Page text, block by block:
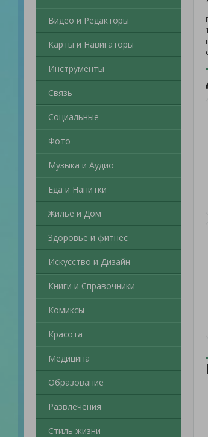
Видео и Редакторы
Карты и Навигаторы
Инструменты
Связь
Социальные
Фото
Музыка и Аудио
Еда и Напитки
Жилье и Дом
Здоровье и фитнес
Искусство и Дизайн
Книги и Справочники
Комиксы
Красота
Медицина
Образование
Развлечения
Стиль жизни